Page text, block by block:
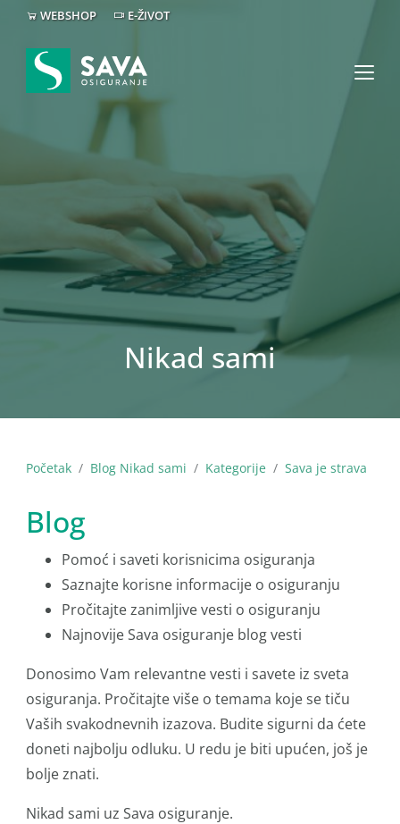
WEBSHOP E-ŽIVOT
Nikad sami
Početak Blog Nikad sami Kategorije Sava je strava
Blog
Pomoć i saveti korisnicima osiguranja
Saznajte korisne informacije o osiguranju
Pročitajte zanimljive vesti o osiguranju
Najnovije Sava osiguranje blog vesti
Donosimo Vam relevantne vesti i savete iz sveta
osiguranja. Pročitajte više o temama koje se tiču
Vaših svakodnevnih izazova. Budite sigurni da ćete
doneti najbolju odluku. U redu je biti upućen, još je
bolje znati.
Nikad sami uz Sava osiguranje.